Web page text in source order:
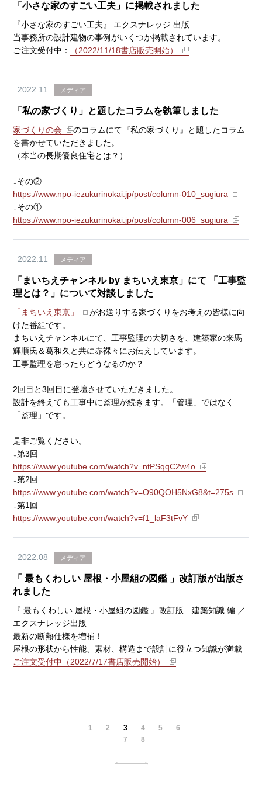
「小さな家のすごい工夫」に掲載されました
『小さな家のすごい工夫』 エクスナレッジ 出版
当事務所の設計建物の事例がいくつか掲載されています。
ご注文受付中：
（2022/11/18書店販売開始）
2022.11 メディア
「私の家づくり」と題したコラムを執筆しました
家づくりの会
のコラムにて『私の家づくり』と題したコラム
を書かせていただきました。
（本当の長期優良住宅とは？）
↓その②
https://www.npo-iezukurinokai.jp/post/column-010_sugiura
↓その①
https://www.npo-iezukurinokai.jp/post/column-006_sugiura
2022.11 メディア
「まいちえチャンネル by まちいえ東京」にて 「工事監
理とは？」について対談しました
「まちいえ東京」
がお送りする家づくりをお考えの皆様に向
けた番組です。
まちいえチャンネルにて、工事監理の大切さを、建築家の来馬
輝順氏＆葛和久と共に赤裸々にお伝えしています。
工事監理を怠ったらどうなるのか？
2回目と3回目に登壇させていただきました。
設計を終えても工事中に監理が続きます。「管理」ではなく
「監理」です。
是非ご覧ください。
↓第3回
https://www.youtube.com/watch?v=ntPSqqC2w4o
↓第2回
https://www.youtube.com/watch?v=O90QOH5NxG8&t=275s
↓第1回
https://www.youtube.com/watch?v=f1_laF3tFvY
2022.08 メディア
「 最もくわしい 屋根・小屋組の図鑑 」改訂版が出版さ
れました
『 最もくわしい 屋根・小屋組の図鑑 』改訂版 建築知識 編 ／
エクスナレッジ出版
最新の断熱仕様を増補！
屋根の形状から性能、素材、構造まで設計に役立つ知識が満載
ご注文受付中（2022/7/17書店販売開始）
1 2 3 4 5
6
7
8